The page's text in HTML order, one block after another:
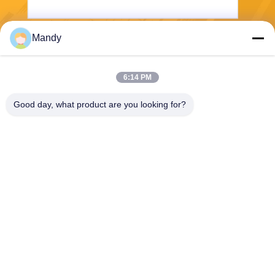
Mandy
6:14 PM
Good day, what product are you looking for?